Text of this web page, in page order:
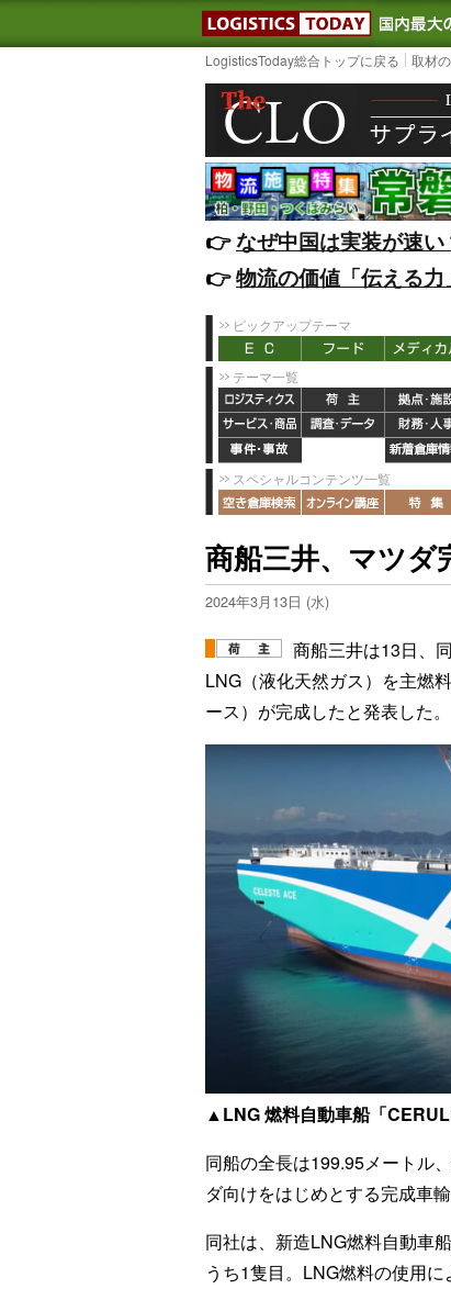
LogisticsToday総合トップに戻る 取材
👉️なぜ中国は実装が速
👉️物流の価値「伝える
ピックアップテーマ
テーマ一覧
スペシャルコンテンツ一覧
商船三井、マツダ
2024年3月13日 (水)
商船三井は13日、
LNG（液化天然ガス）を主燃
ース）が完成したと発表した。
▲LNG 燃料自動車船「
同船の全長は199.95メートル
ダ向けをはじめとする完成車輸
同社は、新造LNG燃料自動車
うち1隻目。LNG燃料の使用